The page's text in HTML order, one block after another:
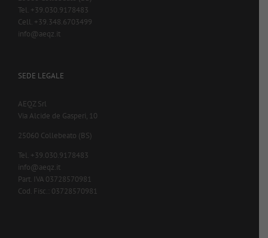
Tel. +39.030.9178483
Cell. +39.348.6703499
info@aeqz.it
SEDE LEGALE
AEQZ Srl
Via Alcide de Gasperi, 10
25060 Collebeato (BS)
Tel. +39.030.9178483
info@aeqz.it
Part. IVA 03728570981
Cod. Fisc.: 03728570981